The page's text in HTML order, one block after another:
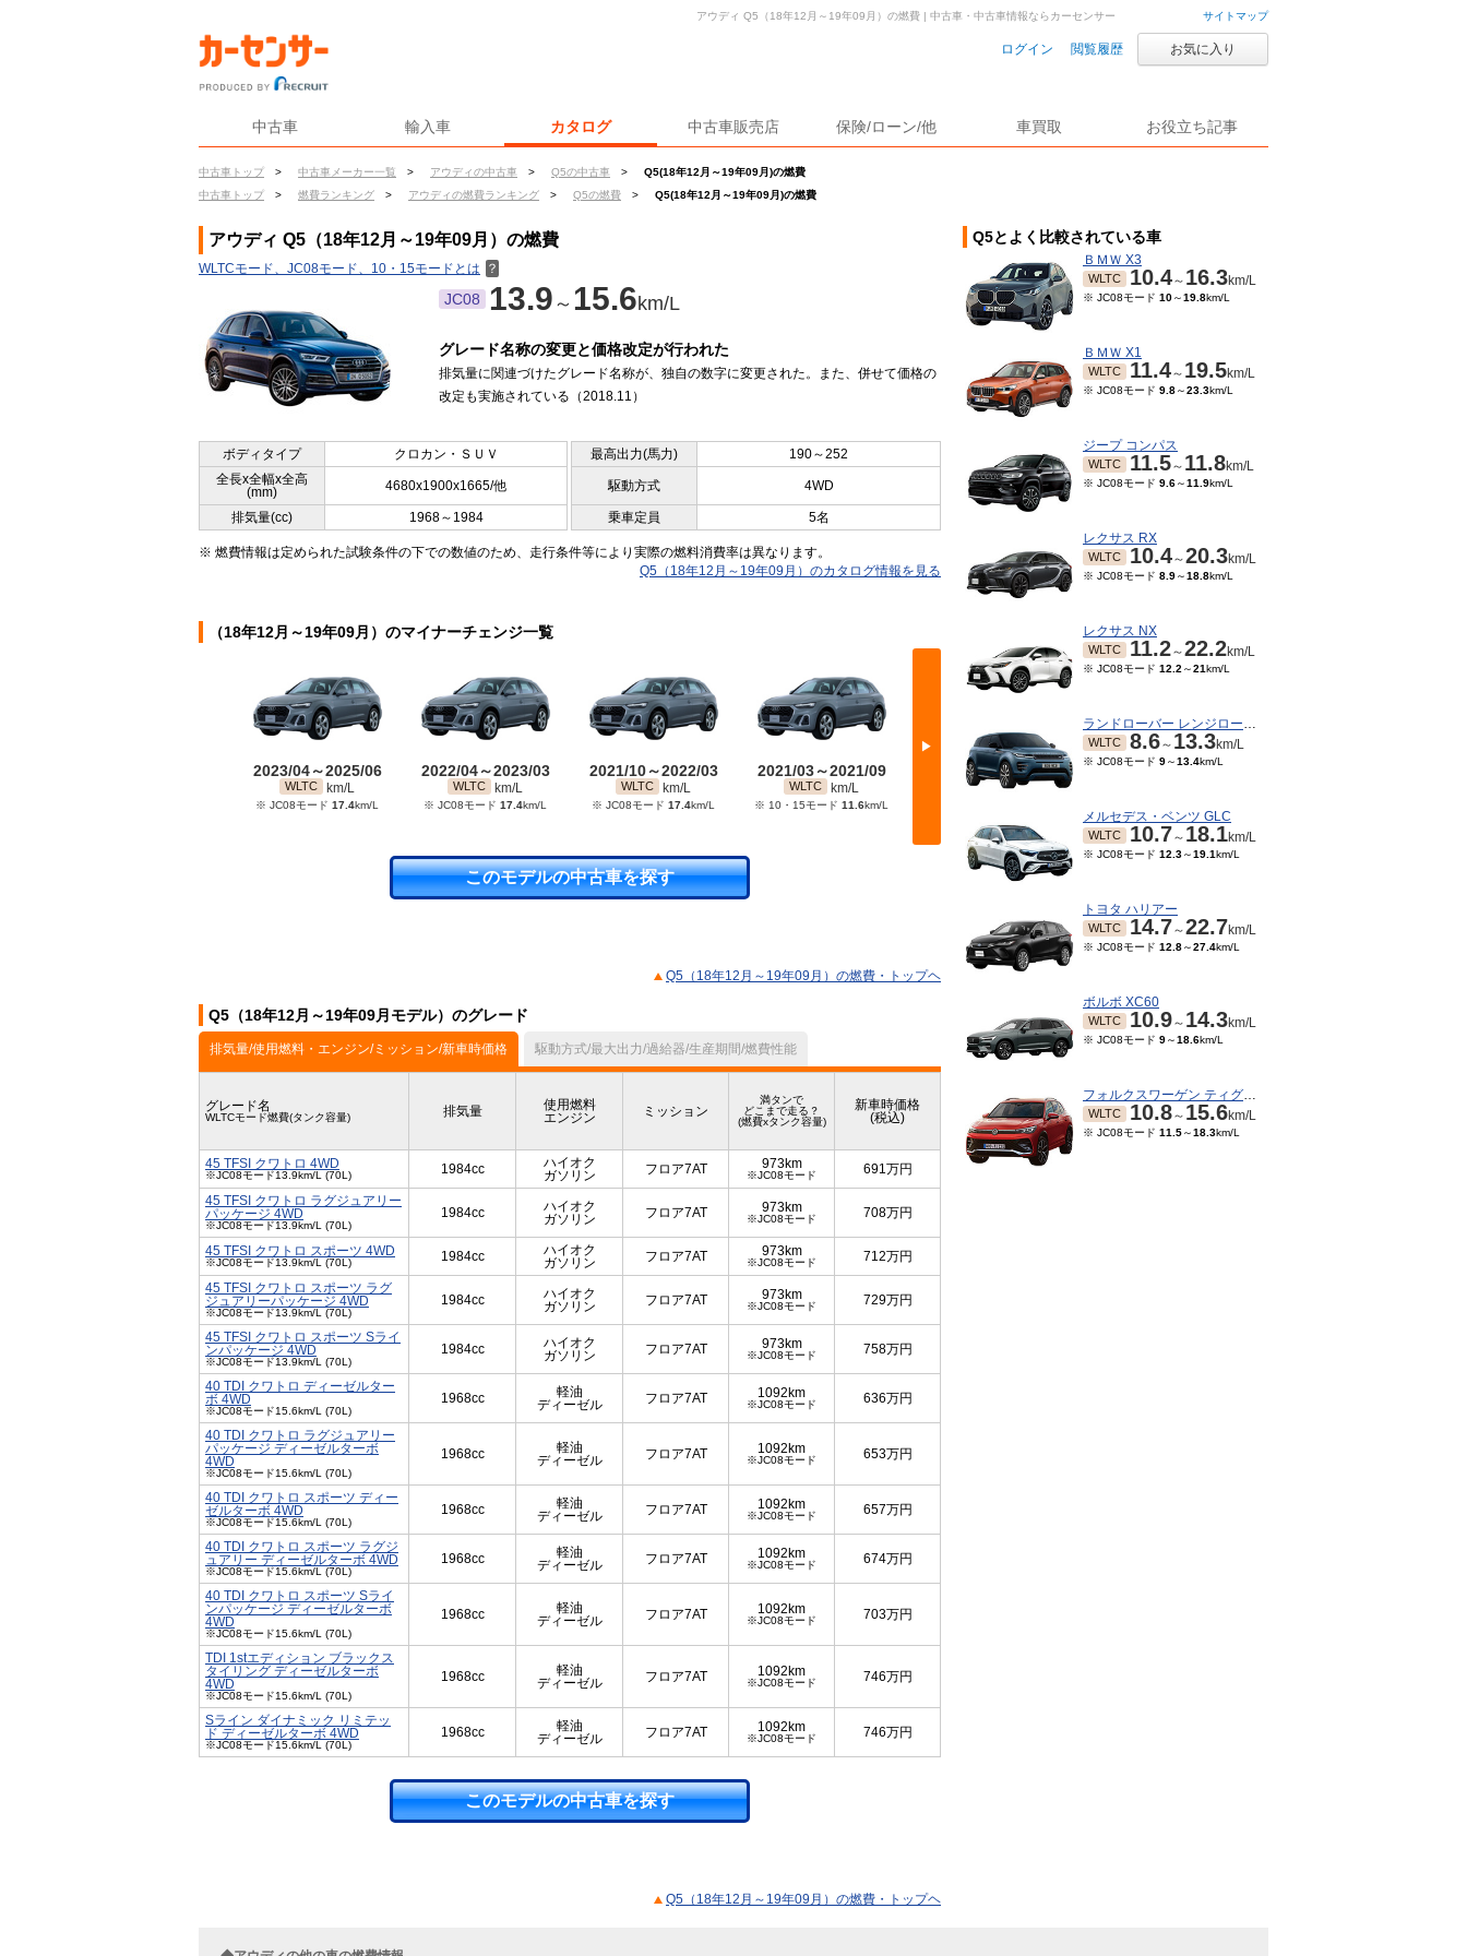
サイトマップ
ログイン 閲覧履歴 お気に入り
中古車 輸入車 カタログ 中古車販売店 保険/ローン/他 車買取 お役立ち記事
中古車トップ > 中古車メーカー一覧 > アウディの中古車 > Q5の中古車 >
Q5(18年12月～19年09月)の燃費
中古車トップ
> 燃費ランキング > アウディの燃費ランキング > Q5の燃費 > Q5(18年12月～19年09月)の燃費
アウディ Q5（18年12月～19年09月）の燃費 | 中古車・中古車情報ならカーセンサー
アウディ Q5（18年12月～19年09月）の燃費
WLTCモード、JC08モード、10・15モードとは ？
JC08 13.9 ～ 15.6km/L
グレード名称の変更と価格改定が行われた
排気量に関連づけたグレード名称が、独自の数字に変更された。また、併せて価格の
改定も実施されている（2018.11）
ボディタイプ クロカン・ＳＵＶ 最高出力(馬力)
190～252
全長x全幅x全高
(mm)
4680x1900x1665/他 駆動方式 4WD
排気量(cc) 1968～1984 乗車定員 5名
※ 燃費情報は定められた試験条件の下での数値のため、走行条件等により実際の燃料消費率は異なります。
Q5（18年12月～19年09月）のカタログ情報を見る
（18年12月～19年09月）のマイナーチェンジ一覧
▶
2023/04～2025/06
WLTC km/L
※ JC08モード 17.4km/L
2022/04～2023/03
WLTC km/L
※ JC08モード 17.4km/L
2021/10～2022/03
WLTC km/L
※ JC08モード 17.4km/L
2021/03～2021/09
WLTC km/L
※ 10・15モード 11.6km/L
2019/10～2021/02
13.9 ～15.6 km/L
2017/12～2018/11
このモデルの中古車を探す
Q5（18年12月～19年09月）の燃費・トップヘ
Q5（18年12月～19年09月モデル）のグレード
排気量/使用燃料・エンジン/ミッション/新車時価格 駆動方式/最大出力/過給器/生産期間/燃費性能
グレード名
WLTCモード燃費(タンク容量) 排気量
使用燃料
エンジン
ミッション
満タンで
どこまで走る？
(燃費xタンク容量)
新車時価格
(税込)
45 TFSI クワトロ 4WD
※JC08モード13.9km/L (70L) 1984cc
ハイオク
ガソリン
フロア7AT 973km
※JC08モード 691万円
45 TFSI クワトロ ラグジュアリー
パッケージ 4WD
※JC08モード13.9km/L (70L)
1984cc
ハイオク
ガソリン
フロア7AT 973km
※JC08モード 708万円
45 TFSI クワトロ スポーツ 4WD
※JC08モード13.9km/L (70L) 1984cc
ハイオク
ガソリン
フロア7AT 973km
※JC08モード 712万円
45 TFSI クワトロ スポーツ ラグ
ジュアリーパッケージ 4WD
※JC08モード13.9km/L (70L)
1984cc
ハイオク
ガソリン
フロア7AT 973km
※JC08モード 729万円
45 TFSI クワトロ スポーツ Sライ
ンパッケージ 4WD
※JC08モード13.9km/L (70L)
1984cc
ハイオク
ガソリン
フロア7AT 973km
※JC08モード 758万円
40 TDI クワトロ ディーゼルター
ボ 4WD
※JC08モード15.6km/L (70L)
1968cc
軽油
ディーゼル
フロア7AT 1092km
※JC08モード 636万円
40 TDI クワトロ ラグジュアリー
パッケージ ディーゼルターボ
4WD
※JC08モード15.6km/L (70L)
1968cc
軽油
ディーゼル
フロア7AT 1092km
※JC08モード 653万円
40 TDI クワトロ スポーツ ディー
ゼルターボ 4WD
※JC08モード15.6km/L (70L)
1968cc
軽油
ディーゼル
フロア7AT 1092km
※JC08モード 657万円
40 TDI クワトロ スポーツ ラグジ
ュアリー ディーゼルターボ 4WD
※JC08モード15.6km/L (70L)
1968cc
軽油
ディーゼル
フロア7AT 1092km
※JC08モード 674万円
40 TDI クワトロ スポーツ Sライ
ンパッケージ ディーゼルターボ
4WD
※JC08モード15.6km/L (70L)
1968cc
軽油
ディーゼル
フロア7AT 1092km
※JC08モード 703万円
TDI 1stエディション ブラックス
タイリング ディーゼルターボ
4WD
※JC08モード15.6km/L (70L)
1968cc
軽油
ディーゼル
フロア7AT 1092km
※JC08モード 746万円
Sライン ダイナミック リミテッ
ド ディーゼルターボ 4WD
※JC08モード15.6km/L (70L)
1968cc
軽油
ディーゼル
フロア7AT 1092km
※JC08モード 746万円
このモデルの中古車を探す
Q5（18年12月～19年09月）の燃費・トップヘ
Q5とよく比較されている車
ＢＭＷ X3
WLTC 10.4～ 16.3km/L
※ JC08モード 10～19.8km/L
ＢＭＷ X1
WLTC 11.4～ 19.5km/L
※ JC08モード 9.8～23.3km/L
ジープ コンパス
WLTC 11.5～ 11.8km/L
※ JC08モード 9.6～11.9km/L
レクサス RX
WLTC 10.4～20.3km/L
※ JC08モード 8.9～18.8km/L
レクサス NX
WLTC 11.2～22.2km/L
※ JC08モード 12.2 ～21km/L
ランドローバー レンジローバーイヴォーク
WLTC 8.6～ 13.3km/L
※ JC08モード 9～13.4km/L
メルセデス・ベンツ GLC
WLTC 10.7～ 18.1km/L
※ JC08モード 12.3～19.1km/L
トヨタ ハリアー
WLTC 14.7～22.7km/L
※ JC08モード 12.8～27.4km/L
ボルボ XC60
WLTC 10.9～ 14.3km/L
※ JC08モード 9～18.6km/L
フォルクスワーゲン ティグアン
WLTC 10.8～ 15.6km/L
※ JC08モード 11.5～18.3km/L